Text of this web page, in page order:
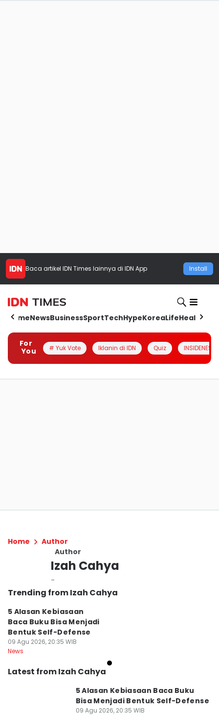
Baca artikel IDN Times lainnya di IDN App Install
HomeNewsBusinessSportTechHypeKoreaLifeHealth
For
You
# Yuk Vote Iklanin di IDN Quiz INSIDENESIA
Home
Author
Author
Izah Cahya
-
Trending from Izah Cahya
5 Alasan Kebiasaan
Baca Buku Bisa Menjadi
Bentuk Self-Defense
09 Agu 2026, 20:35 WIB
News
Latest from Izah Cahya
5 Alasan Kebiasaan Baca Buku
Bisa Menjadi Bentuk Self-Defense
09 Agu 2026, 20:35 WIB